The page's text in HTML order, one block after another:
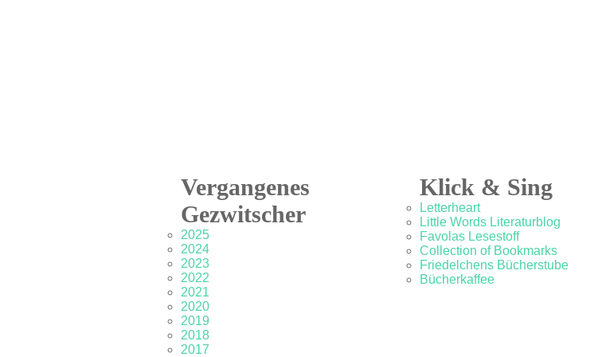
Vergangenes
Gezwitscher
2025
2024
2023
2022
2021
2020
2019
2018
2017
Klick & Sing
Letterheart
Little Words Literaturblog
Favolas Lesestoff
Collection of Bookmarks
Friedelchens Bücherstube
Bücherkaffee